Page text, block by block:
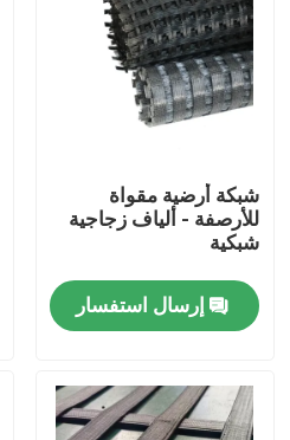
منزل
المنتجات
شبكة أرضية مقواة
للأرصفة - ألياف زجاجية
شبكية
إرسال استفسار